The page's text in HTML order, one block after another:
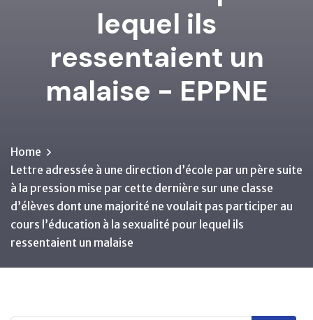
lequel ils
ressentaient un
malaise - EPPNE
Home
Lettre adressée à une direction d’école par un père suite
à la pression mise par cette dernière sur une classe
d’élèves dont une majorité ne voulait pas participer au
cours l’éducation à la sexualité pour lequel ils
ressentaient un malaise